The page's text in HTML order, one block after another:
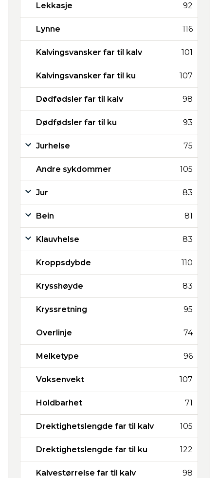
Lekkasje 92
Lynne 116
Kalvingsvansker far til kalv 101
Kalvingsvansker far til ku 107
Dødfødsler far til kalv 98
Dødfødsler far til ku 93
Jurhelse 75
Andre sykdommer 105
Jur 83
Bein 81
Klauvhelse 83
Kroppsdybde 110
Krysshøyde 83
Kryssretning 95
Overlinje 74
Melketype 96
Voksenvekt 107
Holdbarhet 71
Drektighetslengde far til kalv 105
Drektighetslengde far til ku 122
Kalvestørrelse far til kalv 98